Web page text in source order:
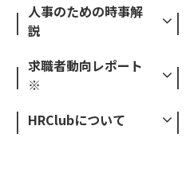
人事のための時事解
説
求職者動向レポート
※
HRClubについて